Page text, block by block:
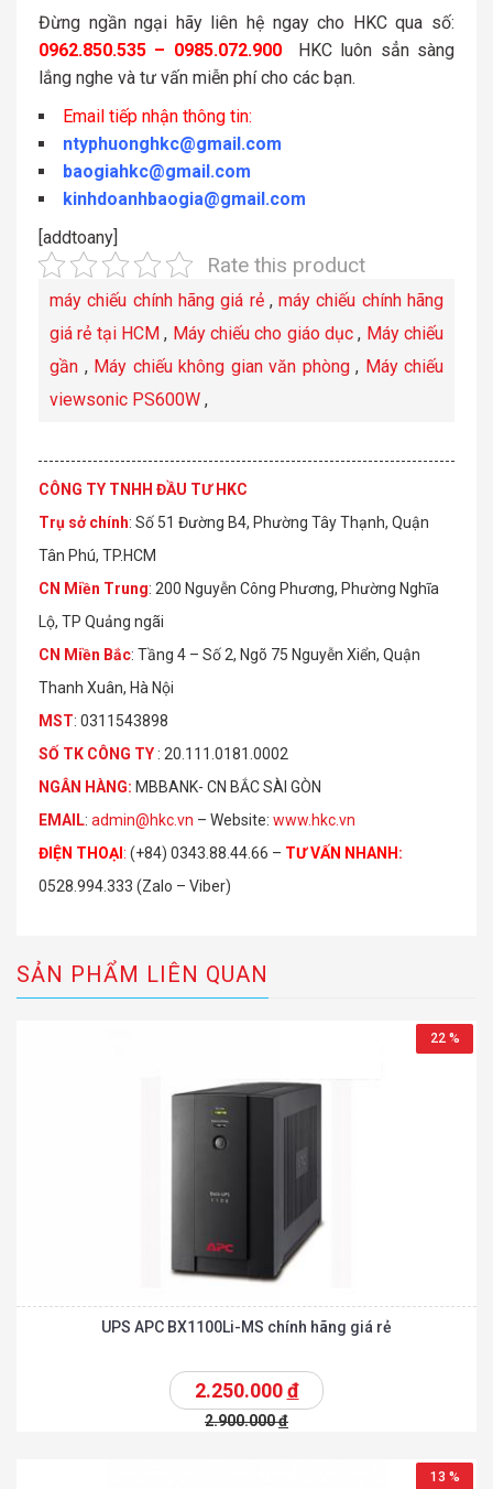
Đừng ngần ngại hãy liên hệ ngay cho HKC qua số:
0962.850.535 – 0985.072.900
HKC luôn sẳn sàng
lắng nghe và tư vấn miễn phí cho các bạn.
Email tiếp nhận thông tin:
ntyphuonghkc@gmail.com
baogiahkc@gmail.com
kinhdoanhbaogia@gmail.com
[addtoany]
Rate this product
máy chiếu chính hãng giá rẻ,máy chiếu chính hãng
giá rẻ tại HCM , Máy chiếu cho giáo dục , Máy chiếu
gần , Máy chiếu không gian văn phòng, Máy chiếu
viewsonic PS600W ,
CÔNG TY TNHH ĐẦU TƯ HKC
Trụ sở chính: Số 51 Đường B4, Phường Tây Thạnh, Quận
Tân Phú, TP.HCM
CN Miền Trung: 200 Nguyễn Công Phương, Phường Nghĩa
Lộ, TP Quảng ngãi
CN Miền Bắc: Tầng 4 – Số 2, Ngõ 75 Nguyễn Xiển, Quận
Thanh Xuân, Hà Nội
MST: 0311543898
SỐ TK CÔNG TY : 20.111.0181.0002
NGÂN HÀNG: MBBANK- CN BẮC SÀI GÒN
EMAIL: admin@hkc.vn – Website: www.hkc.vn
ĐIỆN THOẠI: (+84) 0343.88.44.66 – TƯ VẤN NHANH:
0528.994.333 (Zalo – Viber)
SẢN PHẨM LIÊN QUAN
22 %
UPS APC BX1100Li-MS chính hãng giá rẻ
2.250.000đ
2.900.000đ
13 %